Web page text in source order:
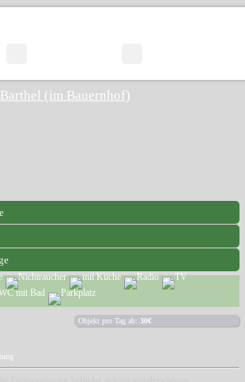
(im Bauernhof)
Objekt pro Tag ab: 30€